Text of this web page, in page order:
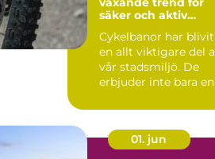
säker och aktiv
Cykelbanor har blivit
en allt viktigare del
vår stadsmiljö. De
erbjuder inte bara en
01. jun